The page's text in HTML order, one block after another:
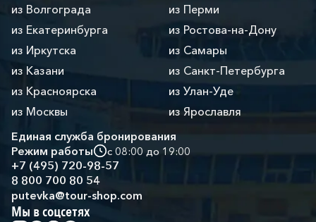
из Волгограда
из Екатеринбурга
из Иркутска
из Казани
из Красноярска
из Москвы
из Перми
из Ростова-на-Дону
из Самары
из Санкт-Петербурга
из Улан-Уде
из Ярославля
Единая служба бронирования
Режим работы
с 08:00 до 19:00
+7 (495) 720-98-57
8 800 700 80 54
putevka@tour-shop.com
Мы в соцсетях